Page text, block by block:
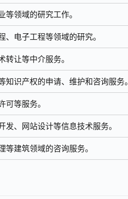
等领域的研究工作。
电子工程等领域的研究。
转让等中介服务。
知识产权的申请、维护和咨询服务。
可等服务。
发、网站设计等信息技术服务。
建筑领域的咨询服务。